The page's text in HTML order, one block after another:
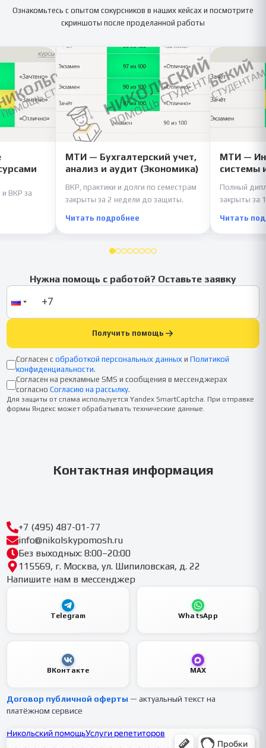
Ознакомьтесь с опытом сокурсников в наших кейсах и посмотрите
скриншоты после проделанной работы
и ВКР за
МТИ — Бухгалтерский учет,
анализ и аудит (Экономика)
ВКР, практики и долги по семестрам
закрыты за 2 недели до защиты.
Читать подробнее
МТИ —
системы
Полный
закрыты за
Читать
Нужна помощь с работой? Оставьте заявку
Получить помощь
Согласен с обработкой персональных данных и Политикой
конфиденциальности.
Согласен на рекламные SMS и сообщения в мессенджерах
согласно Согласию на рассылку.
Для защиты от спама используется Yandex SmartCaptcha. При отправке
формы Яндекс может обрабатывать технические данные.
Контактная информация
+7 (495) 487-01-77
info@nikolskypomosh.ru
Без выходных: 8:00–20:00
115569, г. Москва, ул. Шипиловская, д. 22
Напишите нам в мессенджер
Telegram WhatsApp
ВКонтакте MAX
Договор публичной оферты — актуальный текст на
платёжном сервисе